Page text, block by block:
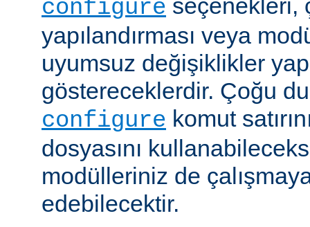
configure seçenekleri,
yapılandırması veya
uyumsuz değişiklikler
göstereceklerdir. Çoğu
configure komut
dosyasını
modülleriniz de
edebilecektir.